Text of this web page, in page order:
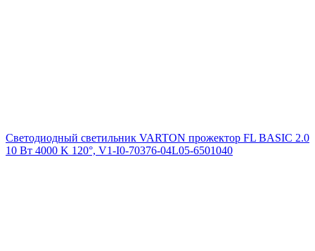
Светодиодный светильник VARTON прожектор FL BASIC 2.0
10 Вт 4000 K 120°, V1-I0-70376-04L05-6501040